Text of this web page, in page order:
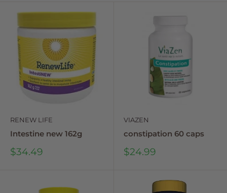
RENEW LIFE
Intestine new 162g
Sale
$34.49
VIAZEN
constipation 60 caps
Sale
$24.99